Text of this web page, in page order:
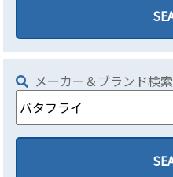
メーカー＆ブランド検索